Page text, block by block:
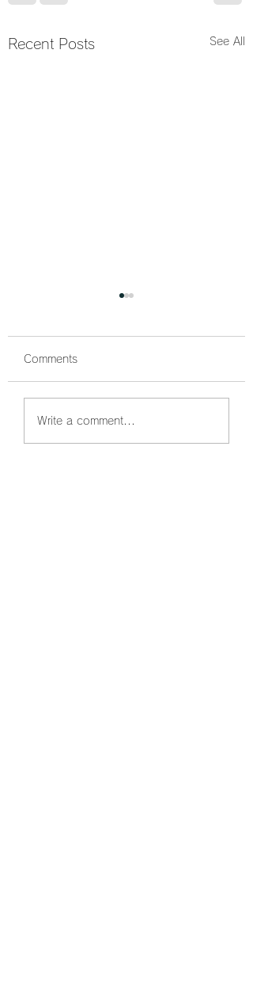
Recent Posts See All
鰤狙い撃ちでボッコボ
コ🐟
Comments
Write a comment...